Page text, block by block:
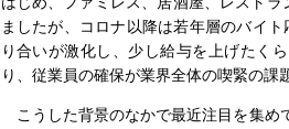
ましたが、コロナ以降は若年層のバイ
り合いが激化し、少し給与を上げたく
り、従業員の確保が業界全体の喫緊の課
こうした背景のなかで最近注目を集め